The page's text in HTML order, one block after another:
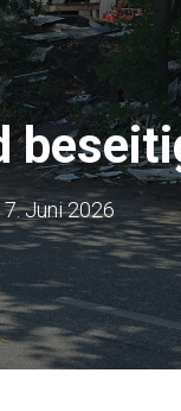
Juni 2026